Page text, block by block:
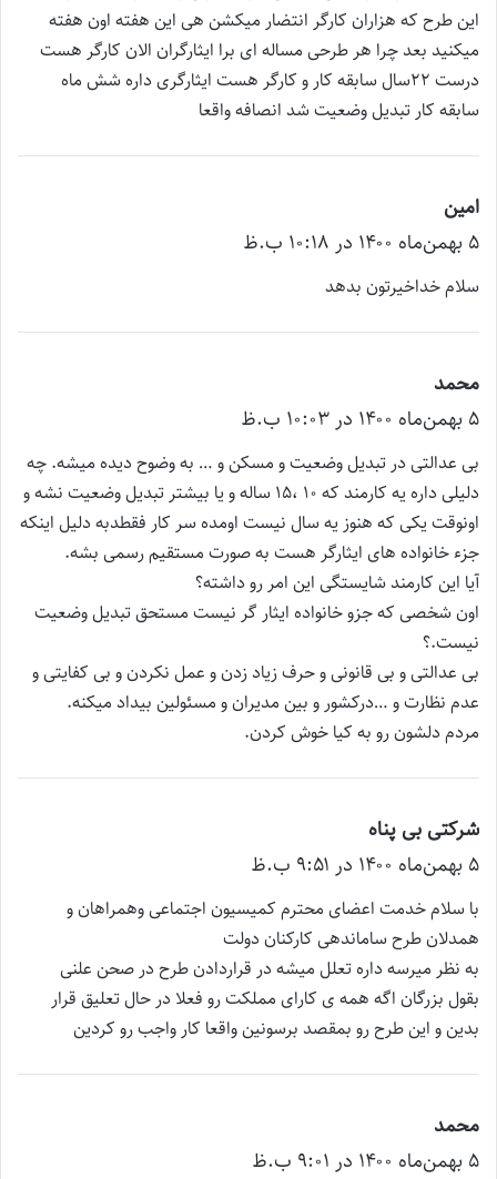
این طرح که هزاران کارگر انتضار میکشن هی این هفته اون هفته
میکنید بعد چرا هر طرحی مساله ای برا ایثارگران الان کارگر هست
درست ۲۲سال سابقه کار و کارگر هست ایثارگری داره شش ماه
سابقه کار تبدیل وضعیت شد انصافه واقعا
امین
ف
ت
۵ بهمن‌ماه ۱۴۰۰ در ۱۰:۱۸ ب.ظ
سلام خداخیرتون بدهد
محمد
ف
ت
:
۵ بهمن‌ماه ۱۴۰۰ در ۱۰:۰۳ ب.ظ
بی عدالتی در تبدیل وضعیت و مسکن و … به وضوح دیده میشه. چه
دلیلی داره یه کارمند که 10 ،15 ساله و یا بیشتر تبدیل وضعیت نشه و
اونوقت یکی که هنوز یه سال نیست اومده سر کار فقطدبه دلیل اینکه
جزء خانواده های ایثارگر هست به صورت مستقیم رسمی بشه.
آیا این کارمند شایستگی این امر رو داشته؟
اون شخصی که جزو خانواده ایثار گر نیست مستحق تبدیل وضعیت
نیست.؟
بی عدالتی و بی قانونی و حرف زیاد زدن و عمل نکردن و بی کفایتی و
عدم نظارت و …درکشور و بین مدیران و مسئولین بیداد میکنه.
مردم دلشون رو به کیا خوش کردن.
شرکتی بی پناه
ف
ت
:
۵ بهمن‌ماه ۱۴۰۰ در ۹:۵۱ ب.ظ
با سلام خدمت اعضای محترم کمیسیون اجتماعی وهمراهان و
همدلان طرح ساماندهی کارکنان دولت
به نظر میرسه داره تعلل میشه در قراردادن طرح در صحن علنی
بقول بزرگان اگه همه ی کارای مملکت رو فعلا در حال تعلیق قرار
بدین و این طرح رو بمقصد برسونین واقعا کار واجب رو کردین
محمد
ف
۵ بهمن‌ماه ۱۴۰۰ در ۹:۰۱ ب.ظ